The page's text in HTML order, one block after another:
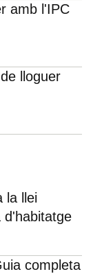
amb l'IPC
lloguer
la llei
d'habitatge
completa